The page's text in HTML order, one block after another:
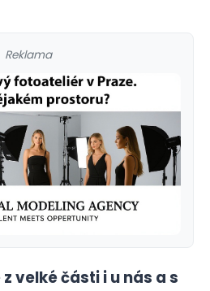
Reklama
velké části i u nás a s